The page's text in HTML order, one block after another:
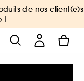
de nos client(e)s
!